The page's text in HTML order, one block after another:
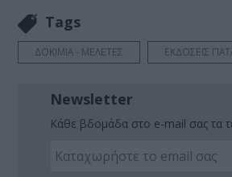
Tags
ΔΟΚΙΜΙΑ - ΜΕΛΕΤΕΣ ΕΚΔΟΣΕΙΣ
Newsletter
Κάθε βδομάδα στο e-mail σας τα